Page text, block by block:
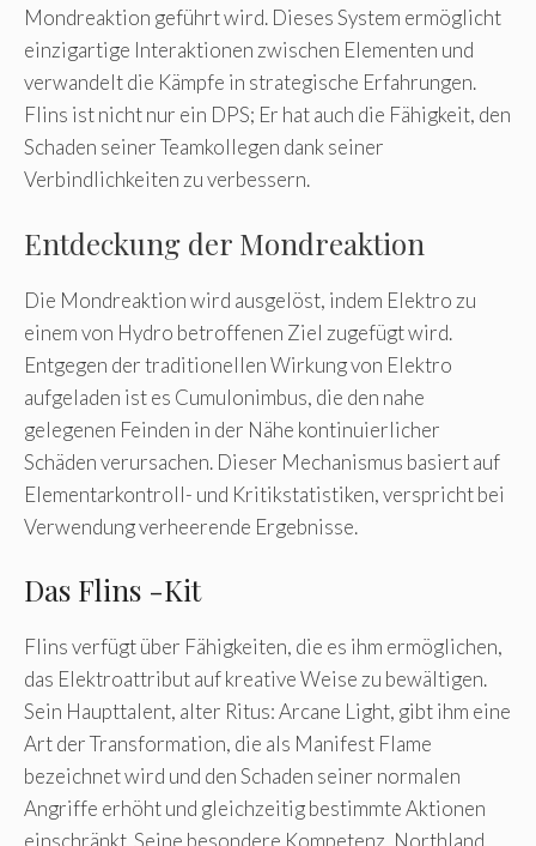
Mondreaktion geführt wird. Dieses System ermöglicht
einzigartige Interaktionen zwischen Elementen und
verwandelt die Kämpfe in strategische Erfahrungen.
Flins ist nicht nur ein DPS; Er hat auch die Fähigkeit, den
Schaden seiner Teamkollegen dank seiner
Verbindlichkeiten zu verbessern.
Entdeckung der Mondreaktion
Die Mondreaktion wird ausgelöst, indem Elektro zu
einem von Hydro betroffenen Ziel zugefügt wird.
Entgegen der traditionellen Wirkung von Elektro
aufgeladen ist es Cumulonimbus, die den nahe
gelegenen Feinden in der Nähe kontinuierlicher
Schäden verursachen. Dieser Mechanismus basiert auf
Elementarkontroll- und Kritikstatistiken, verspricht bei
Verwendung verheerende Ergebnisse.
Das Flins -Kit
Flins verfügt über Fähigkeiten, die es ihm ermöglichen,
das Elektroattribut auf kreative Weise zu bewältigen.
Sein Haupttalent, alter Ritus: Arcane Light, gibt ihm eine
Art der Transformation, die als Manifest Flame
bezeichnet wird und den Schaden seiner normalen
Angriffe erhöht und gleichzeitig bestimmte Aktionen
einschränkt. Seine besondere Kompetenz, Northland